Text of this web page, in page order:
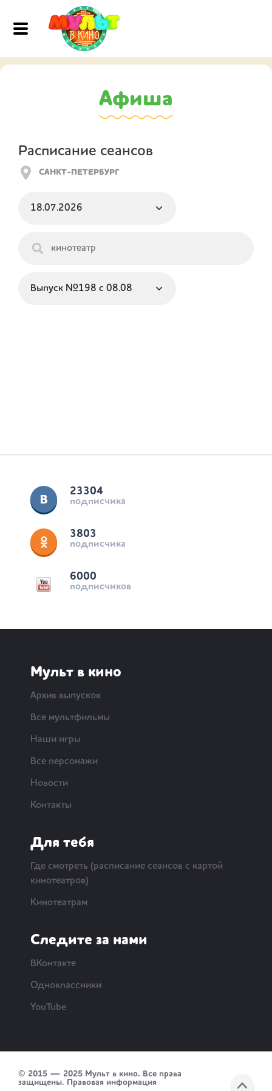
Афиша
Расписание сеансов
23304
подписчика
3803
подписчика
6000
подписчиков
Мульт в кино
Архив выпусков
Все мультфильмы
Наши игры
Все персонажи
Новости
Контакты
Для тебя
Где смотреть (расписание сеансов с картой
кинотеатров)
Кинотеатрам
Следите за нами
ВКонтакте
Одноклассники
YouTube
© 2015 — 2025 Мульт в кино. Все права
защищены. Правовая информация